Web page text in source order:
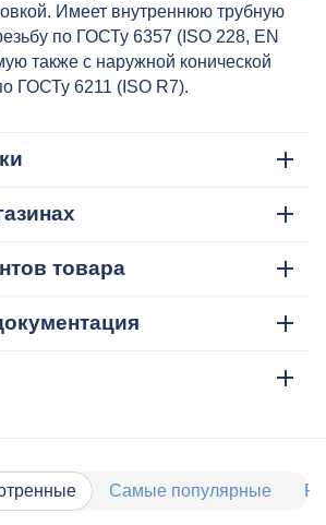
Имеет внутреннюю трубную
по ГОСТу 6357 (ISO 228, EN
также с наружной конической
ГОСТу 6211 (ISO R7).
товара
Самые популярные